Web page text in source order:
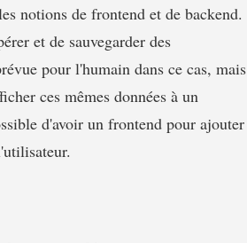
notions de frontend et de backend.
et de sauvegarder des
pour l'humain dans ce cas, mais
ces mêmes données à un
d'avoir un frontend pour ajouter